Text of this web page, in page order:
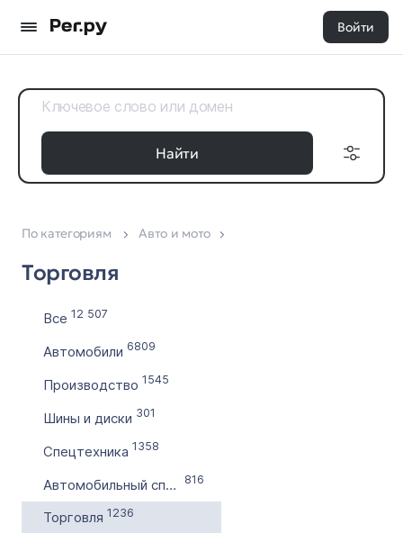
Войти
Найти
Доменные
Все 35
Дата регистрации
с
Выставлен на продажу
с
Цена домена в ₽
от
По категориям Авто и мото
Торговля
Все 12 507
Автомобили 6809
Производство 1545
Шины и диски 301
Спецтехника 1358
Автомобильный спорт 816
Торговля 1236